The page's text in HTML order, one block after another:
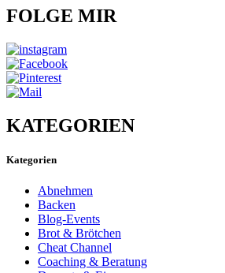
FOLGE MIR
KATEGORIEN
Kategorien
Abnehmen
Backen
Blog-Events
Brot & Brötchen
Cheat Channel
Coaching & Beratung